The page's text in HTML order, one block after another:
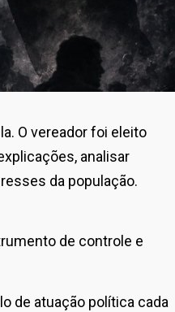
O vereador foi eleito
analisar
da população.
de controle e
de atuação política cada